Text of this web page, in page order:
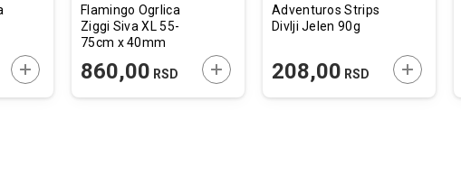
DODAJTE U KORPU
Flamingo Ogrlica
Ziggi Siva XL 55-
75cm x 40mm
860,00 RSD DODAJTE U KORPU
Adventuros Strips
Divlji Jelen 90g
208,00 RSD